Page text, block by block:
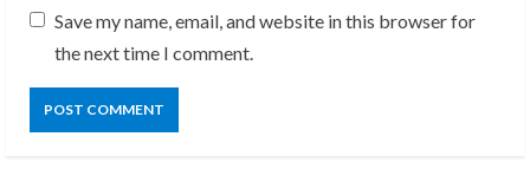
Save my name, email, and website in this browser for
the next time I comment.